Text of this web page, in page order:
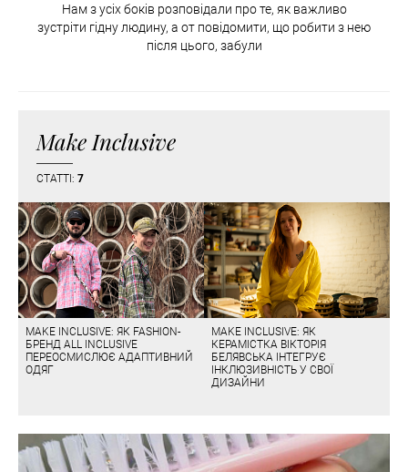
Нам з усіх боків розповідали про те, як важливо
зустріти гідну людину, а от повідомити, що робити з нею
після цього, забули
Make Inclusive
СТАТТІ: 7
MAKE INCLUSIVE: ЯК FASHION-
БРЕНД ALL INCLUSIVE
ПЕРЕОСМИСЛЮЄ АДАПТИВНИЙ
ОДЯГ
MAKE INCLUSIVE: ЯК
КЕРАМІСТКА ВІКТОРІЯ
БЕЛЯВСЬКА ІНТЕГРУЄ
ІНКЛЮЗИВНІСТЬ У СВОЇ
ДИЗАЙНИ